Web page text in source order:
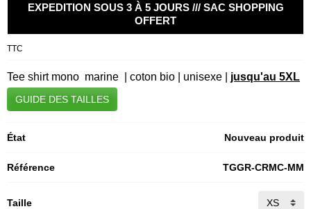
EXPEDITION SOUS 3 À 5 JOURS /// SAC SHOPPING
OFFERT
TTC
Tee shirt mono marine | coton bio | unisexe | jusqu'au 5XL
GUIDE DES TAILLES
État Nouveau produit
Référence TGGR-CRMC-MM
Taille